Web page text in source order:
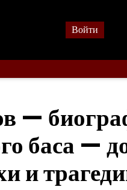
Войти
—
баса —
и